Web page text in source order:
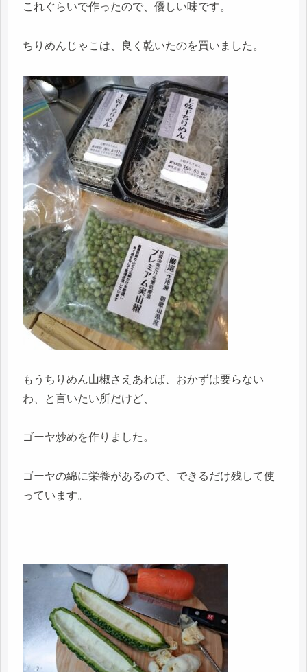
これぐらいで作ったので、優しい味です。
ちりめんじゃこは、良く乾いたのを買いました。
もうちりめん山椒さえあれば、おかずは要らない
わ、と言いたい所だけど、
ゴーヤ炒めを作りました。
ゴーヤの綿に栄養があるので、できるだけ残して使
っています。